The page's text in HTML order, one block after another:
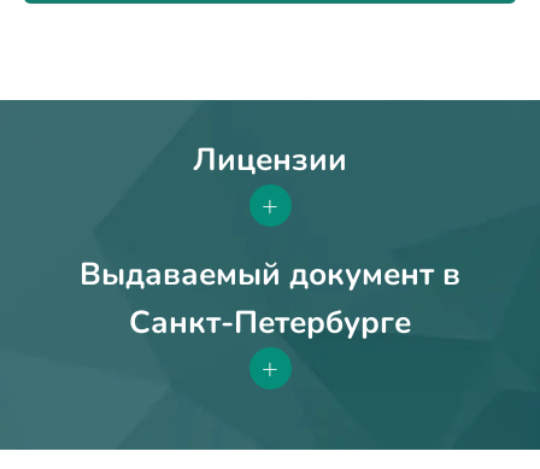
Лицензии
+
Выдаваемый документ в
Санкт-Петербурге
+